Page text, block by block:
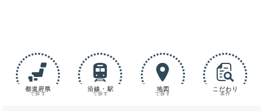
都道府県
で探す
沿線・駅
で探す
地図
で探す
こだわり
条件